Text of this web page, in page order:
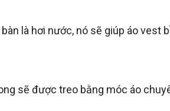
là hơi nước, nó sẽ giúp áo
sẽ được treo bằng móc áo